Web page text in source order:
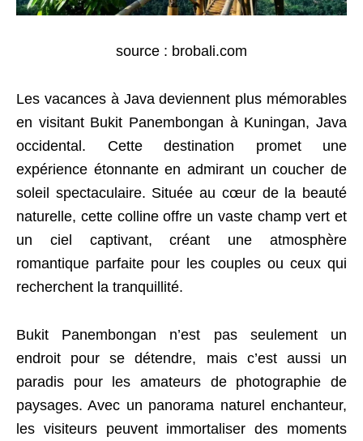
source : brobali.com
Les vacances à Java deviennent plus mémorables
en visitant Bukit Panembongan à Kuningan, Java
occidental. Cette destination promet une
expérience étonnante en admirant un coucher de
soleil spectaculaire. Située au cœur de la beauté
naturelle, cette colline offre un vaste champ vert et
un ciel captivant, créant une atmosphère
romantique parfaite pour les couples ou ceux qui
recherchent la tranquillité.
Bukit Panembongan n’est pas seulement un
endroit pour se détendre, mais c’est aussi un
paradis pour les amateurs de photographie de
paysages. Avec un panorama naturel enchanteur,
les visiteurs peuvent immortaliser des moments